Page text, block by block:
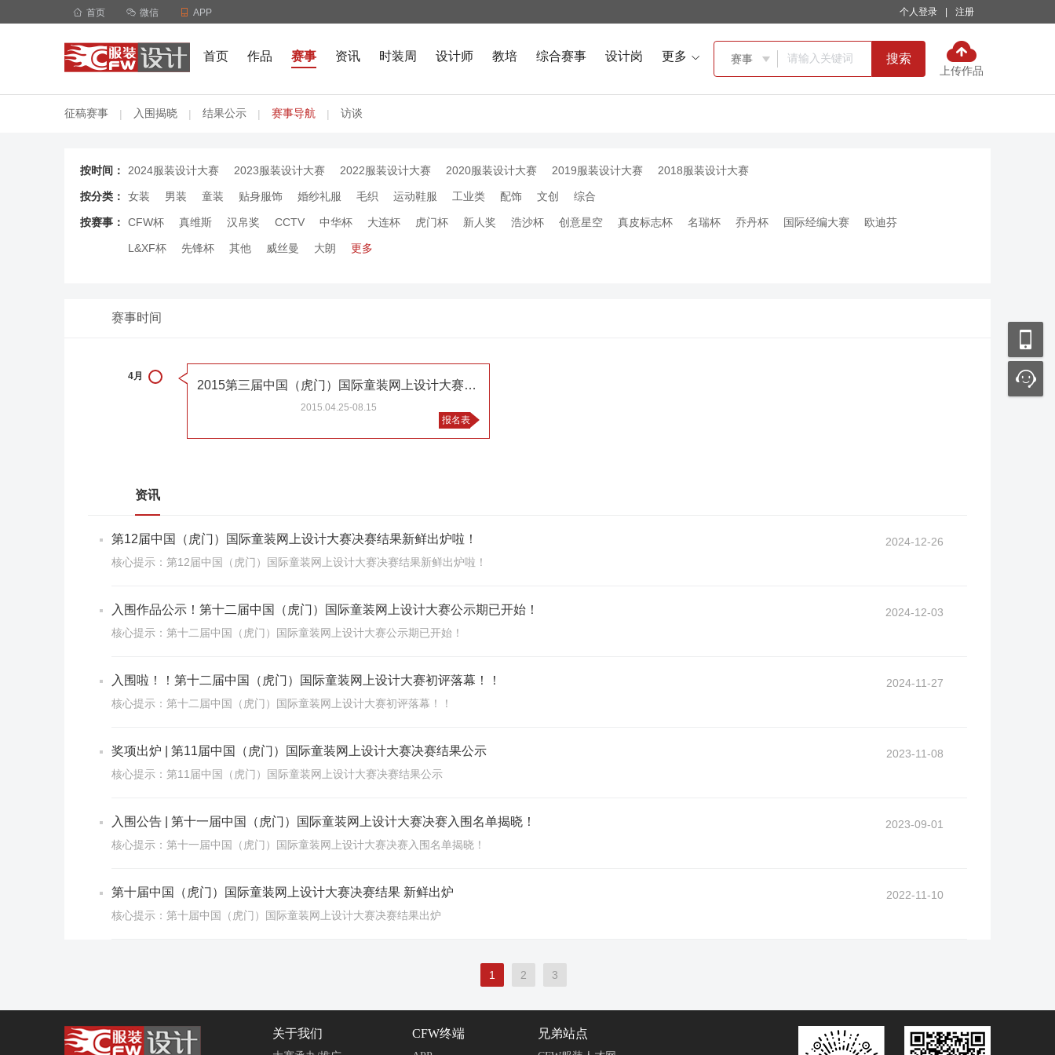
 首页  微信  APP 个人登录 注册
首页 作品 赛事 资讯 时装周 设计师 教培 综合赛事 设计岗 更多  赛事  搜索
上传作品
征稿赛事 | 入围揭晓 | 结果公示 | 赛事导航 | 访谈
按时间： 2024服装设计大赛 2023服装设计大赛 2022服装设计大赛 2020服装设计大赛 2019服装设计大赛 2018服装设计大赛
按分类： 女装 男装 童装 贴身服饰 婚纱礼服 毛织 运动鞋服 工业类 配饰 文创 综合
按赛事： CFW杯 真维斯 汉帛奖 CCTV 中华杯 大连杯 虎门杯 新人奖 浩沙杯 创意星空 真皮标志杯 名瑞杯 乔丹杯 国际经编大赛 欧迪芬
L&XF杯 先锋杯 其他 威丝曼 大朗 更多
赛事时间
4月
2015第三届中国（虎门）国际童装网上设计大赛征稿启事
2015.04.25-08.15
报名表
资讯
第12届中国（虎门）国际童装网上设计大赛决赛结果新鲜出炉啦！
2024-12-26
核心提示：第12届中国（虎门）国际童装网上设计大赛决赛结果新鲜出炉啦！
入围作品公示！第十二届中国（虎门）国际童装网上设计大赛公示期已开始！
2024-12-03
核心提示：第十二届中国（虎门）国际童装网上设计大赛公示期已开始！
入围啦！！第十二届中国（虎门）国际童装网上设计大赛初评落幕！！
2024-11-27
核心提示：第十二届中国（虎门）国际童装网上设计大赛初评落幕！！
奖项出炉 | 第11届中国（虎门）国际童装网上设计大赛决赛结果公示
2023-11-08
核心提示：第11届中国（虎门）国际童装网上设计大赛决赛结果公示
入围公告 | 第十一届中国（虎门）国际童装网上设计大赛决赛入围名单揭晓！
2023-09-01
核心提示：第十一届中国（虎门）国际童装网上设计大赛决赛入围名单揭晓！
第十届中国（虎门）国际童装网上设计大赛决赛结果 新鲜出炉
2022-11-10
核心提示：第十届中国（虎门）国际童装网上设计大赛决赛结果出炉
1 2 3
关于我们 CFW终端 兄弟站点